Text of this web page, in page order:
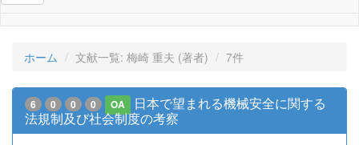
ホーム 文献一覧: 梅崎 重夫 (著者) 7件
6 0 0 0 OA
日本で望まれる機械安全に関する
法規制及び社会制度の考察